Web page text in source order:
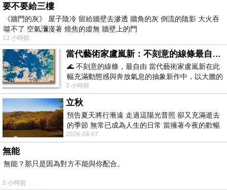
要不要給三樓
《牆門的灰》 屋子陰冷 留給牆壁去滲透 牆角的灰 倒流的陰影 大火吞
噬不了 空氣瀰漫著 燒焦的虛無 牆壁上的門
13 小時前
當代藝術家盧嵐新：不刻意的線條最自由，讓色彩流動、筆觸自己說話
🌊 不刻意的線條，最自由 當代藝術家盧嵐新在此
幅充滿動態感與奔放氣息的抽象新作中，以大膽的
藍色顏料在白色畫布上揮灑、壓印與流淌
3 小時前
立秋
預告夏天將行漸遠 走過這陽光普照 卻又充滿逝去
的季節 無常已成為人生的日常 當擁著今夜的歡暢
舒心 轉眼驟成昨日 而明晨 太陽
2026-08-07
無能
無能？那只是因為對方不能與你配合。
5 小時前